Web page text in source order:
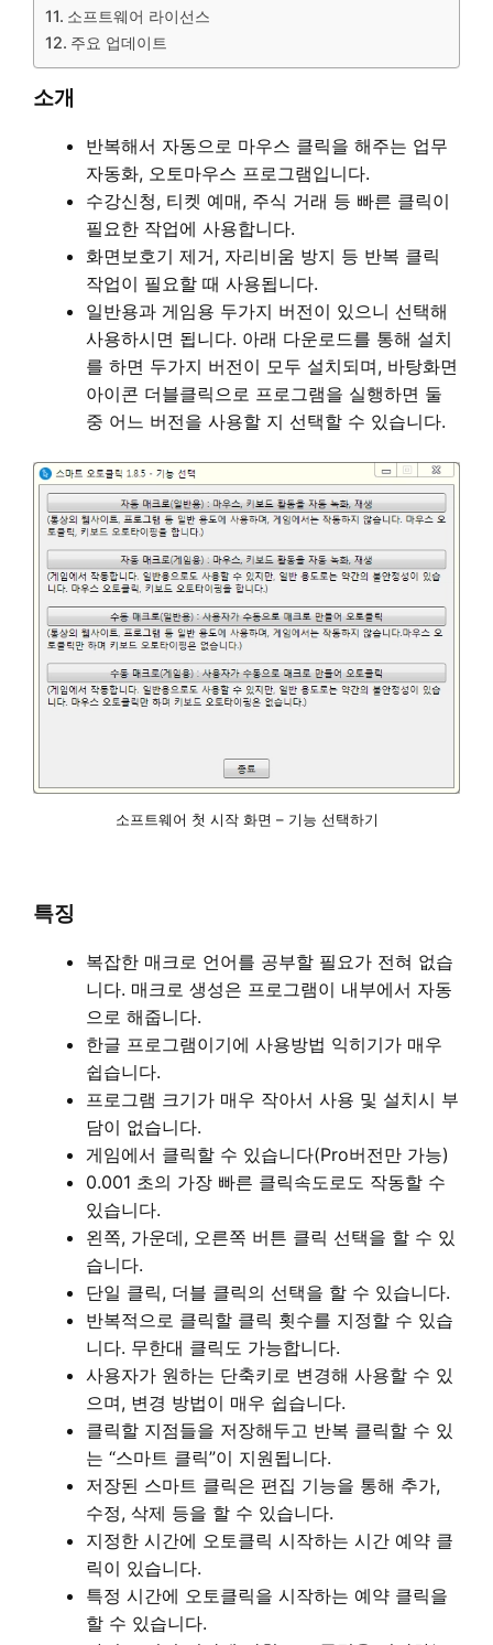
소프트웨어 라이선스
주요 업데이트
소개
반복해서 자동으로 마우스 클릭을 해주는 업무
자동화, 오토마우스 프로그램입니다.
수강신청, 티켓 예매, 주식 거래 등 빠른 클릭이
필요한 작업에 사용합니다.
화면보호기 제거, 자리비움 방지 등 반복 클릭
작업이 필요할 때 사용됩니다.
일반용과 게임용 두가지 버전이 있으니 선택해
사용하시면 됩니다. 아래 다운로드를 통해 설치
를 하면 두가지 버전이 모두 설치되며, 바탕화면
아이콘 더블클릭으로 프로그램을 실행하면 둘
중 어느 버전을 사용할 지 선택할 수 있습니다.
소프트웨어 첫 시작 화면 – 기능 선택하기
특징
복잡한 매크로 언어를 공부할 필요가 전혀 없습
니다. 매크로 생성은 프로그램이 내부에서 자동
으로 해줍니다.
한글 프로그램이기에 사용방법 익히기가 매우
쉽습니다.
프로그램 크기가 매우 작아서 사용 및 설치시 부
담이 없습니다.
게임에서 클릭할 수 있습니다(Pro버전만 가능)
0.001 초의 가장 빠른 클릭속도로도 작동할 수
있습니다.
왼쪽, 가운데, 오른쪽 버튼 클릭 선택을 할 수 있
습니다.
단일 클릭, 더블 클릭의 선택을 할 수 있습니다.
반복적으로 클릭할 클릭 횟수를 지정할 수 있습
니다. 무한대 클릭도 가능합니다.
사용자가 원하는 단축키로 변경해 사용할 수 있
으며, 변경 방법이 매우 쉽습니다.
클릭할 지점들을 저장해두고 반복 클릭할 수 있
는 “스마트 클릭”이 지원됩니다.
저장된 스마트 클릭은 편집 기능을 통해 추가,
수정, 삭제 등을 할 수 있습니다.
지정한 시간에 오토클릭 시작하는 시간 예약 클
릭이 있습니다.
특정 시간에 오토클릭을 시작하는 예약 클릭을
할 수 있습니다.